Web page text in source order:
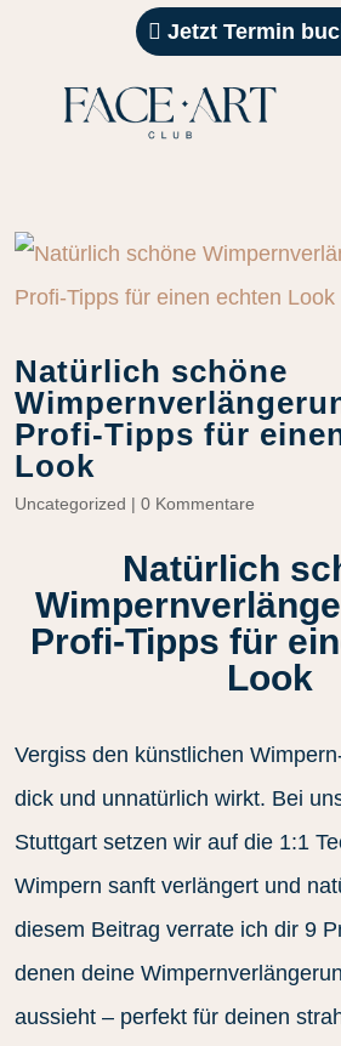
Jetzt Termin
Natürlich schöne
Profi‑Tipps für
Look
Uncategorized | 0 Kommentare
Natürlich
Profi‑Tipps für
Look
Vergiss den künstlichen
dick und unnatürlich wirkt. Bei
Stuttgart setzen wir auf die 1:1
Wimpern sanft verlängert und
diesem Beitrag verrate ich dir 9
denen deine
aussieht – perfekt für deinen